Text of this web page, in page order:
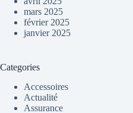
mars 2025
février 2025
janvier 2025
Categories
Accessoires
Actualité
Assurance